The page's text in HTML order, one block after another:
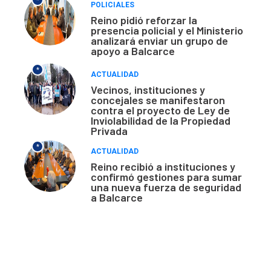
POLICIALES
Reino pidió reforzar la
presencia policial y el Ministerio
analizará enviar un grupo de
apoyo a Balcarce
*
ACTUALIDAD
Vecinos, instituciones y
concejales se manifestaron
contra el proyecto de Ley de
Inviolabilidad de la Propiedad
Privada
*
ACTUALIDAD
Reino recibió a instituciones y
confirmó gestiones para sumar
una nueva fuerza de seguridad
a Balcarce